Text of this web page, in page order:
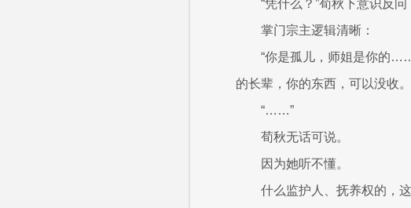
“凭什么？”荀秋下意识反
掌门宗主逻辑清晰：
“你是孤儿，师姐是你的
的长辈，你的东西，可以没收。
“……”
荀秋无话可说。
因为她听不懂。
什么监护人、抚养权的，